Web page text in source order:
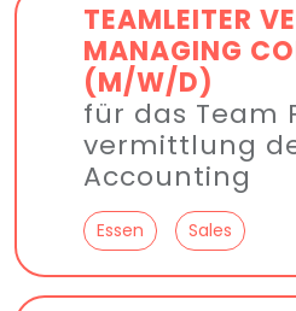
TEAMLEITER
MANAGING
(M/W/D)
für das Team
vermittlung
Accounting
Essen Sales